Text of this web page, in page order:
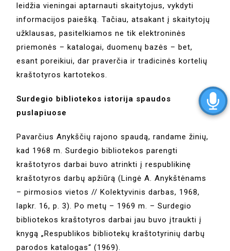
leidžia vieningai aptarnauti skaitytojus, vykdyti
informacijos paiešką. Tačiau, atsakant į skaitytojų
užklausas, pasitelkiamos ne tik elektroninės
priemonės – katalogai, duomenų bazės – bet,
esant poreikiui, dar praverčia ir tradicinės kortelių
kraštotyros kartotekos.
Surdegio bibliotekos istorija spaudos
puslapiuose
Pavarčius Anykščių rajono spaudą, randame žinių,
kad 1968 m. Surdegio bibliotekos parengti
kraštotyros darbai buvo atrinkti į respublikinę
kraštotyros darbų apžiūrą (Lingė A. Anykštėnams
– pirmosios vietos // Kolektyvinis darbas, 1968,
lapkr. 16, p. 3). Po metų – 1969 m. – Surdegio
bibliotekos kraštotyros darbai jau buvo įtraukti į
knygą „Respublikos bibliotekų kraštotyrinių darbų
parodos katalogas“ (1969).